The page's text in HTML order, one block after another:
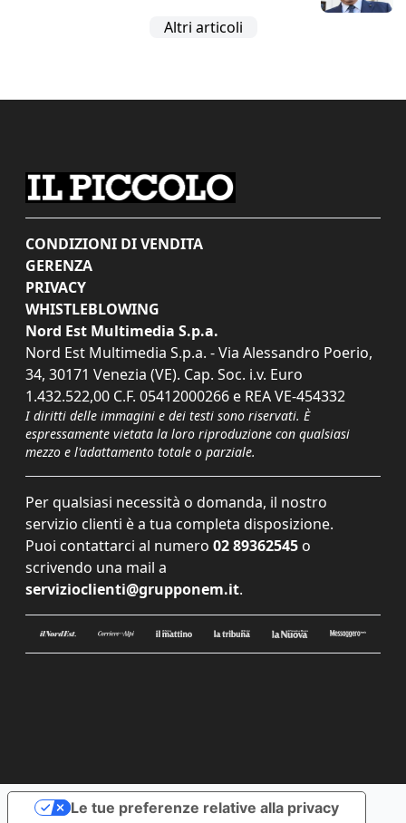
Altri articoli
CONDIZIONI DI VENDITA
GERENZA
PRIVACY
WHISTLEBLOWING
Nord Est Multimedia S.p.a.
Nord Est Multimedia S.p.a. - Via Alessandro Poerio,
34, 30171 Venezia (VE). Cap. Soc. i.v. Euro
1.432.522,00 C.F. 05412000266 e REA VE-454332
I diritti delle immagini e dei testi sono riservati. È
espressamente vietata la loro riproduzione con qualsiasi
mezzo e l'adattamento totale o parziale.
Per qualsiasi necessità o domanda, il nostro
servizio clienti è a tua completa disposizione.
Puoi contattarci al numero 02 89362545 o
scrivendo una mail a
servizioclienti@grupponem.it.
Le tue preferenze relative alla privacy